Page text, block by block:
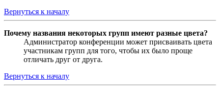
Вернуться к началу
Почему названия некоторых групп имеют разные цвета?
Администратор конференции может присваивать цвета
участникам групп для того, чтобы их было проще
отличать друг от друга.
Вернуться к началу